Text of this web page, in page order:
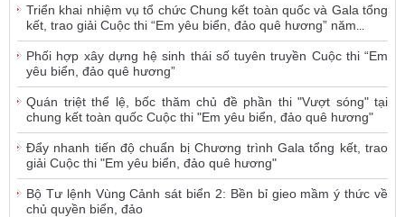
Triển khai nhiệm vụ tổ chức Chung kết toàn quốc và Gala tổng
kết, trao giải Cuộc thi “Em yêu biển, đảo quê hương” năm
Phối hợp xây dựng hệ sinh thái số tuyên truyền Cuộc thi “Em
yêu biển, đảo quê hương”
Quán triệt thể lệ, bốc thăm chủ đề phần thi "Vượt sóng" tại
chung kết toàn quốc Cuộc thi "Em yêu biển, đảo quê hương"
Đẩy nhanh tiến độ chuẩn bị Chương trình Gala tổng kết, trao
giải Cuộc thi "Em yêu biển, đảo quê hương"
Bộ Tư lệnh Vùng Cảnh sát biển 2: Bền bỉ gieo mầm ý thức về
chủ quyền biển, đảo